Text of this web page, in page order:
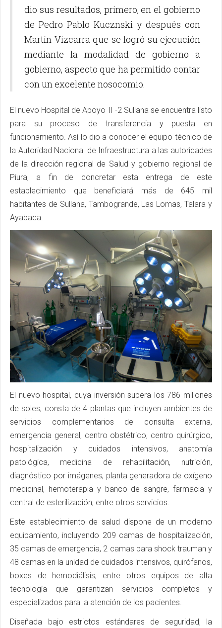
dio sus resultados, primero, en el gobierno
de Pedro Pablo Kucznski y después con
Martín Vizcarra que se logró su ejecución
mediante la modalidad de gobierno a
gobierno, aspecto que ha permitido contar
con un excelente nosocomio.
El nuevo Hospital de Apoyo II -2 Sullana se encuentra listo
para su proceso de transferencia y puesta en
funcionamiento. Así lo dio a conocer el equipo técnico de
la Autoridad Nacional de Infraestructura a las autoridades
de la dirección regional de Salud y gobierno regional de
Piura, a fin de concretar esta entrega de este
establecimiento que beneficiará más de 645 mil
habitantes de Sullana, Tambogrande, Las Lomas, Talara y
Ayabaca.
El nuevo hospital, cuya inversión supera los 786 millones
de soles, consta de 4 plantas que incluyen ambientes de
servicios complementarios de consulta externa,
emergencia general, centro obstétrico, centro quirúrgico,
hospitalización y cuidados intensivos, anatomía
patológica, medicina de rehabilitación, nutrición,
diagnóstico por imágenes, planta generadora de oxígeno
medicinal, hemoterapia y banco de sangre, farmacia y
central de esterilización, entre otros servicios.
Este establecimiento de salud dispone de un moderno
equipamiento, incluyendo 209 camas de hospitalización,
35 camas de emergencia, 2 camas para shock trauman y
48 camas en la unidad de cuidados intensivos, quirófanos,
boxes de hemodiálisis, entre otros equipos de alta
tecnología que garantizan servicios completos y
especializados para la atención de los pacientes.
Diseñada bajo estrictos estándares de seguridad, la